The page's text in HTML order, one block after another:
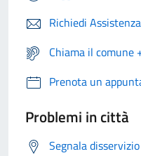
Richiedi Assistenza
Chiama il
Prenota un
Problemi in città
Segnala disservizio